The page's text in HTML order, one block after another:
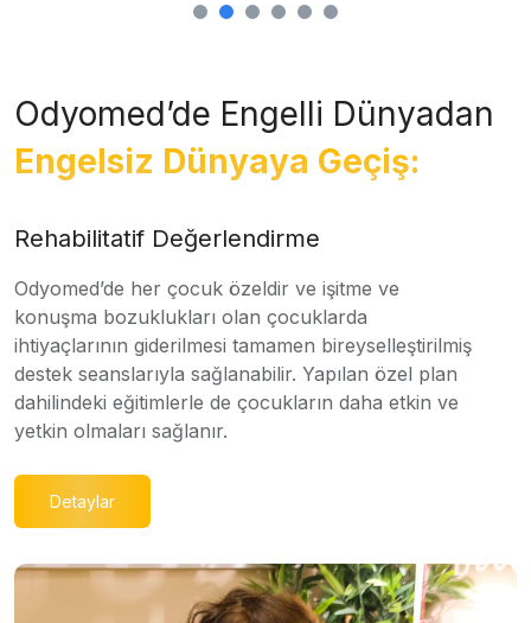
Odyomed’de Engelli Dünyadan
Engelsiz Dünyaya Geçiş:
Rehabilitatif Değerlendirme
Odyomed’de her çocuk özeldir ve işitme ve
konuşma bozuklukları olan çocuklarda
ihtiyaçlarının giderilmesi tamamen bireyselleştirilmiş
destek seanslarıyla sağlanabilir. Yapılan özel plan
dahilindeki eğitimlerle de çocukların daha etkin ve
yetkin olmaları sağlanır.
Detaylar